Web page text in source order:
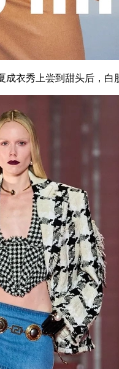
秀上尝到甜头后，白股